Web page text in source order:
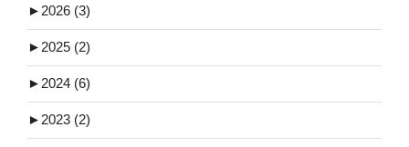
► 2026 (3)
► 2025 (2)
► 2024 (6)
► 2023 (2)